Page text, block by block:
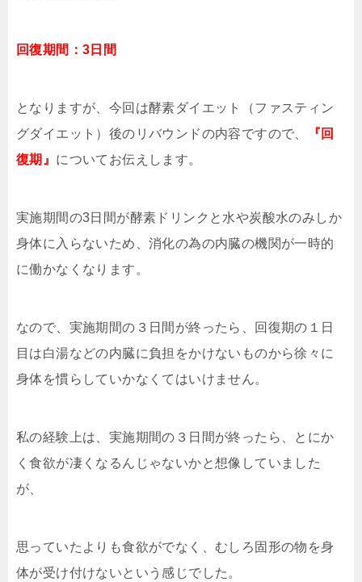
回復期間：3日間
となりますが、今回は酵素ダイエット（ファスティン
グダイエット）後のリバウンドの内容ですので、
『回
復期』 についてお伝えします。
実施期間の3日間が酵素ドリンクと水や炭酸水のみしか
身体に入らないため、消化の為の内臓の機関が一時的
に働かなくなります。
なので、実施期間の３日間が終ったら、回復期の１日
目は白湯などの内臓に負担をかけないものから徐々に
身体を慣らしていかなくてはいけません。
私の経験上は、実施期間の３日間が終ったら、とにか
く食欲が凄くなるんじゃないかと想像していました
が、
思っていたよりも食欲がでなく、むしろ固形の物を身
体が受け付けないという感じでした。